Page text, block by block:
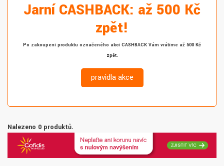
Jarní CASHBACK: až 500 Kč
zpět!
Po zakoupení produktu označeného akcí CASHBACK Vám vrátíme až 500 Kč
zpět.
pravidla akce
Nalezeno 0 produktů.